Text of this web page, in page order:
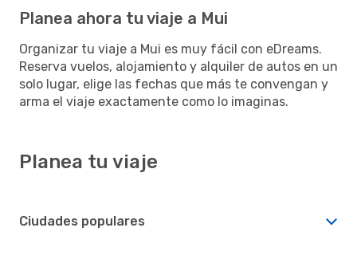
Planea ahora tu viaje a Mui
Organizar tu viaje a Mui es muy fácil con eDreams.
Reserva vuelos, alojamiento y alquiler de autos en un
solo lugar, elige las fechas que más te convengan y
arma el viaje exactamente como lo imaginas.
Planea tu viaje
Ciudades populares